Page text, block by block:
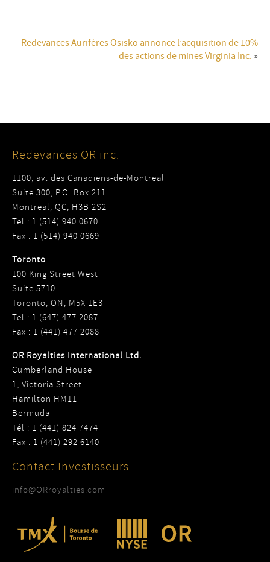
Redevances Aurifères Osisko annonce l’acquisition de 10%
des actions de mines Virginia Inc. »
Redevances OR inc.
1100, av. des Canadiens-de-Montreal
Suite 300, P.O. Box 211
Montreal, QC, H3B 2S2
Tel : 1 (514) 940 0670
Fax : 1 (514) 940 0669
Toronto
100 King Street West
Suite 5710
Toronto, ON, M5X 1E3
Tel : 1 (647) 477 2087
Fax : 1 (441) 477 2088
OR Royalties International Ltd.
Cumberland House
1, Victoria Street
Hamilton HM11
Bermuda
Tél : 1 (441) 824 7474
Fax : 1 (441) 292 6140
Contact Investisseurs
info@ORroyalties.com